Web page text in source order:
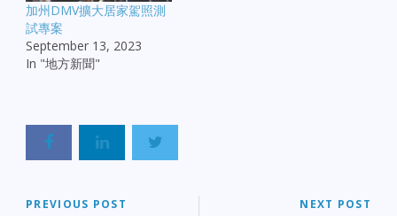
加州DMV擴大居家駕照測
試專案
September 13, 2023
In "地方新聞"
PREVIOUS POST NEXT POST